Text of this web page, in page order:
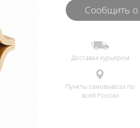
Сообщить о
Доставка курьером
Пункты самовывоза по
всей России